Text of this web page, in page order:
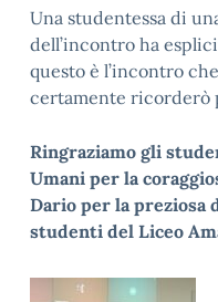
Una studentessa di
dell’incontro ha
questo è l’incontro
certamente ricorderò
Ringraziamo gli
Umani per la
Dario per la preziosa
studenti del Liceo